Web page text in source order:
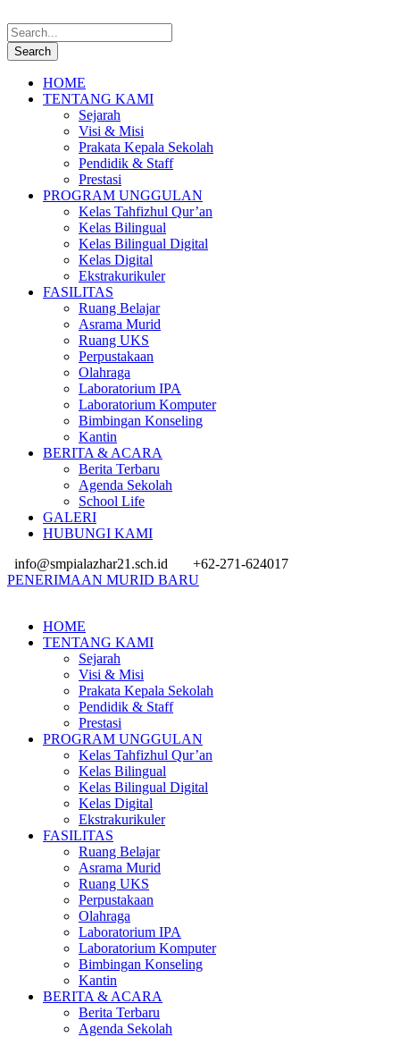
HOME
TENTANG KAMI
Sejarah
Visi & Misi
Prakata Kepala Sekolah
Pendidik & Staff
Prestasi
PROGRAM UNGGULAN
Kelas Tahfizhul Qur’an
Kelas Bilingual
Kelas Bilingual Digital
Kelas Digital
Ekstrakurikuler
FASILITAS
Ruang Belajar
Asrama Murid
Ruang UKS
Perpustakaan
Olahraga
Laboratorium IPA
Laboratorium Komputer
Bimbingan Konseling
Kantin
BERITA & ACARA
Berita Terbaru
Agenda Sekolah
School Life
GALERI
HUBUNGI KAMI
info@smpialazhar21.sch.id
+62-271-624017
PENERIMAAN MURID BARU
HOME
TENTANG KAMI
Sejarah
Visi & Misi
Prakata Kepala Sekolah
Pendidik & Staff
Prestasi
PROGRAM UNGGULAN
Kelas Tahfizhul Qur’an
Kelas Bilingual
Kelas Bilingual Digital
Kelas Digital
Ekstrakurikuler
FASILITAS
Ruang Belajar
Asrama Murid
Ruang UKS
Perpustakaan
Olahraga
Laboratorium IPA
Laboratorium Komputer
Bimbingan Konseling
Kantin
BERITA & ACARA
Berita Terbaru
Agenda Sekolah